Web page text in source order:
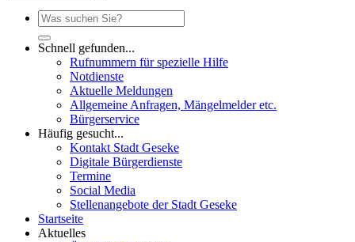
Schnell gefunden...
Rufnummern für spezielle Hilfe
Notdienste
Aktuelle Meldungen
Allgemeine Anfragen, Mängelmelder etc.
Bürgerservice
Häufig gesucht...
Kontakt Stadt Geseke
Digitale Bürgerdienste
Termine
Social Media
Stellenangebote der Stadt Geseke
Startseite
Aktuelles